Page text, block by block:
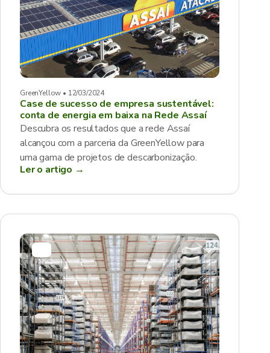
GreenYellow • 12/03/2024
Case de sucesso de empresa sustentável:
conta de energia em baixa na Rede Assaí
Descubra os resultados que a rede Assaí
alcançou com a parceria da GreenYellow para
uma gama de projetos de descarbonização.
Ler o artigo →